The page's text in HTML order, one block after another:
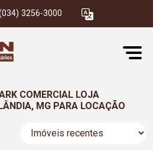
3256-3000
COMERCIAL LOJA
MG PARA LOCAÇÃO